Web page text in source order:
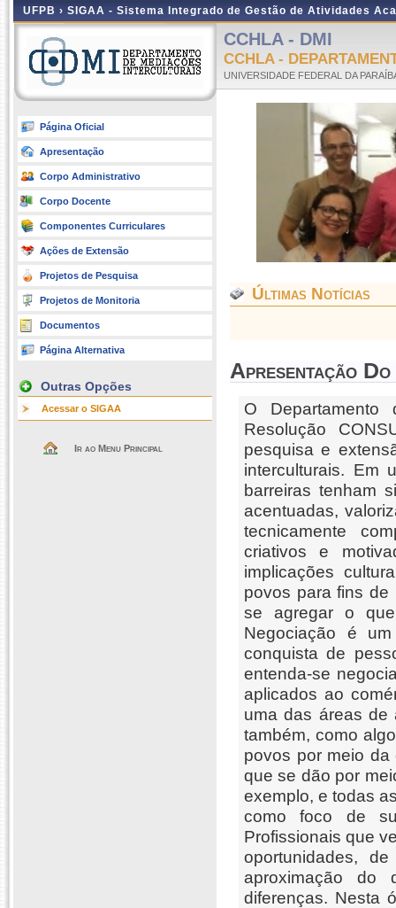
UFPB › SIGAA - Sistema Integrado de Gestão de Atividades
Página Oficial
Apresentação
Corpo Administrativo
Corpo Docente
Componentes Curriculares
Ações de Extensão
Projetos de Pesquisa
Projetos de Monitoria
Documentos
Página Alternativa
Outras Opções
Acessar o SIGAA
Ir ao Menu Principal
CCHLA - DMI
CCHLA -
UNIVERSIDADE FEDERAL DA
Últimas Notícias
Apresentação
O Departamento
Resolução
pesquisa e
interculturais. Em
barreiras tenham
acentuadas,
tecnicamente
criativos e
implicações
povos para fins de
se agregar o
Negociação é
conquista de
entenda-se
aplicados ao
uma das áreas de
também, como
povos por meio da
que se dão por
exemplo, e todas
como foco de
Profissionais que
oportunidades,
aproximação do
diferenças. Nesta